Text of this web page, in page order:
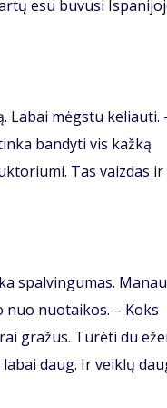
esu buvusi
Labai mėgstu keliauti.
bandyti vis kažką
Tas vaizdas ir
spalvingumas.
nuotaikos. – Koks
gražus. Turėti du
daug. Ir veiklų